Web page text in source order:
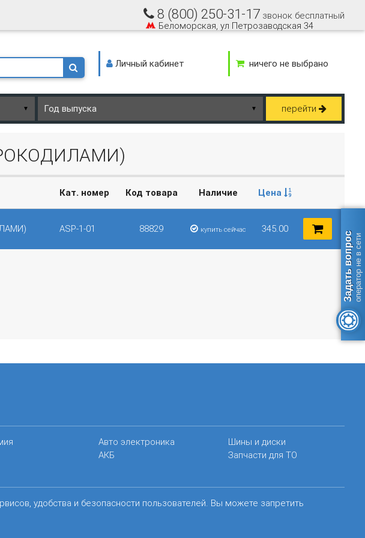
8 (800) 250-31-17 звонок бесплатный
Беломорская, ул Петрозаводская 34
Личный кабинет
ничего не выбрано
▼ ▼ перейти
Кат. номер Код товара Наличие Цена
ASP-1-01 88829 купить сейчас 345.00
Авто электроника
АКБ
Шины и диски
Запчасти для ТО
удобства и безопасности пользователей. Вы можете запретить
Задать вопросоператор не в сети